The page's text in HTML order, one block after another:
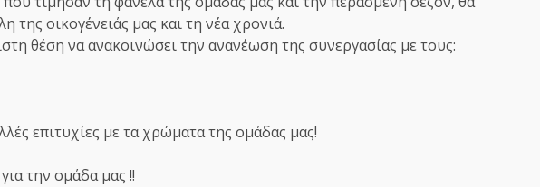
της οικογένειάς μας και τη νέα χρονιά.
θέση να ανακοινώσει την ανανέωση της συνεργασίας με τους:
επιτυχίες με τα χρώματα της ομάδας μας!
την ομάδα μας !!